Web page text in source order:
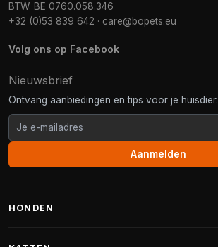
BTW: BE 0760.058.346
+32 (0)53 839 642 · care@bopets.eu
Volg ons op Facebook
Nieuwsbrief
Ontvang aanbiedingen en tips voor je huisdier.
Aanmelden
HONDEN